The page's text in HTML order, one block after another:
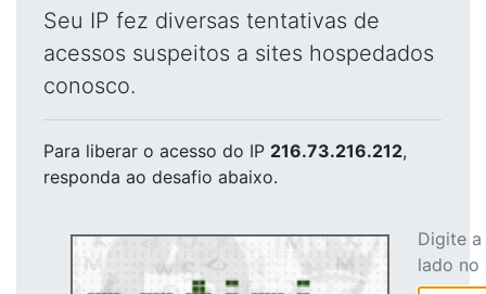
Seu IP fez diversas tentativas de
acessos suspeitos a sites hospedados
conosco.
Para liberar o acesso do IP 216.73.216.212,
responda ao desafio abaixo.
Digite
lado no